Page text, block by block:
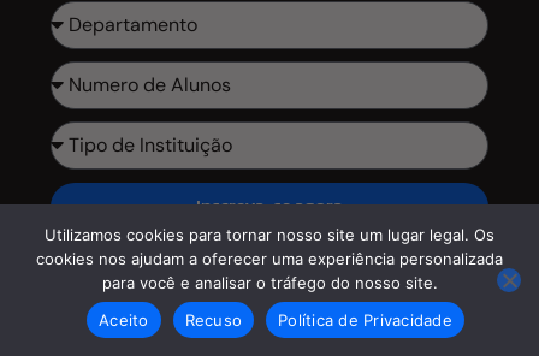
Inscreva-se agora
Utilizamos cookies para tornar nosso site um lugar legal. Os
cookies nos ajudam a oferecer uma experiência personalizada
para você e analisar o tráfego do nosso site.
Aceito
Recuso Política de Privacidade